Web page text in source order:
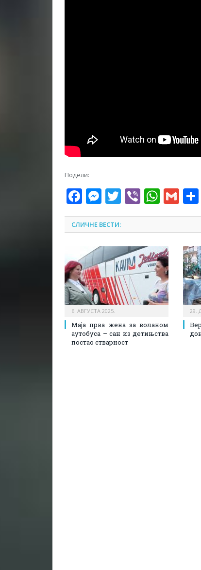
Подели:
Facebook
Messenger
Twitter
Viber
СЛИЧНЕ ВЕСТИ:
6. АВГУСТА 2025.
Maja прва жена за воланом
аутобуса – сан из детињства
постао стварност
29.